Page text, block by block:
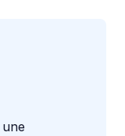
une